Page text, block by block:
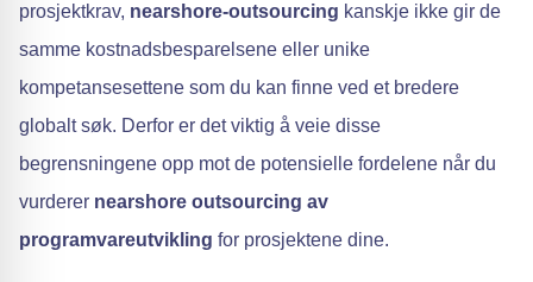
prosjektkrav, nearshore-outsourcing kanskje ikke gir de
samme kostnadsbesparelsene eller unike
kompetansesettene som du kan finne ved et bredere
globalt søk. Derfor er det viktig å veie disse
begrensningene opp mot de potensielle fordelene når du
vurderer nearshore outsourcing av
programvareutvikling for prosjektene dine.